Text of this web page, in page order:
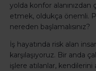
yolda konfor
etmek, oldukça önemli.
nereden başlamalısınız?
İş hayatında risk alan
karşılaşıyoruz. Bir anda
işlere atılanlar,